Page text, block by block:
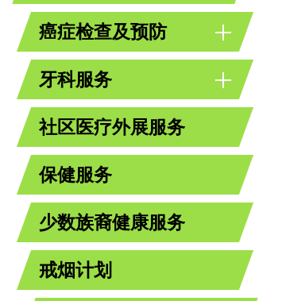
癌症检查及预防
牙科服务
社区医疗外展服务
保健服务
少数族裔健康服务
戒烟计划